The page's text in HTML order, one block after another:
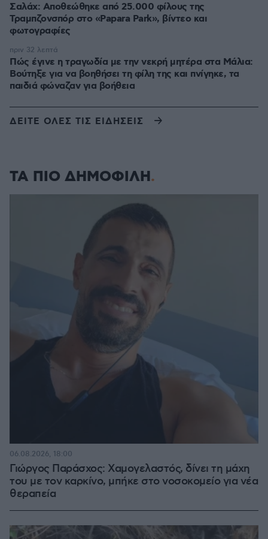
Σαλάχ: Αποθεώθηκε από 25.000 φίλους της
Τραμπζονσπόρ στο «Papara Park», βίντεο και
φωτογραφίες
Πώς έγινε η τραγωδία με την νεκρή μητέρα στα Μάλια:
Βούτηξε για να βοηθήσει τη φίλη της και πνίγηκε, τα
παιδιά φώναζαν για βοήθεια
πριν 32 λεπτά
ΔΕΙΤΕ ΟΛΕΣ ΤΙΣ ΕΙΔΗΣΕΙΣ
ΤΑ ΠΙΟ ΔΗΜΟΦΙΛΗ
Γιώργος Παράσχος: Χαμογελαστός, δίνει τη μάχη
του με τον καρκίνο, μπήκε στο νοσοκομείο για νέα
θεραπεία
06.08.2026, 18:00